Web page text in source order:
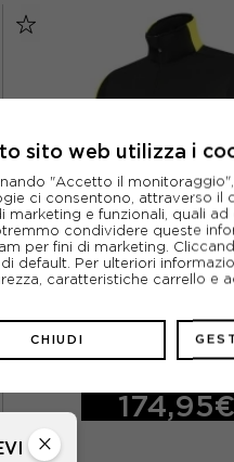
RH+
RH+ GIACCA CREEK NERO/
174,95€
×
sito web utilizza i
"Accetto il
ci consentono, attraverso il
marketing e funzionali, quali
condividere queste
per fini di marketing.
default. Per ulteriori
caratteristiche carrello e
CHIUDI